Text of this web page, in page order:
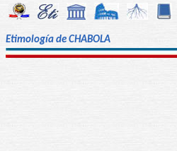
Etimología de CHABOLA